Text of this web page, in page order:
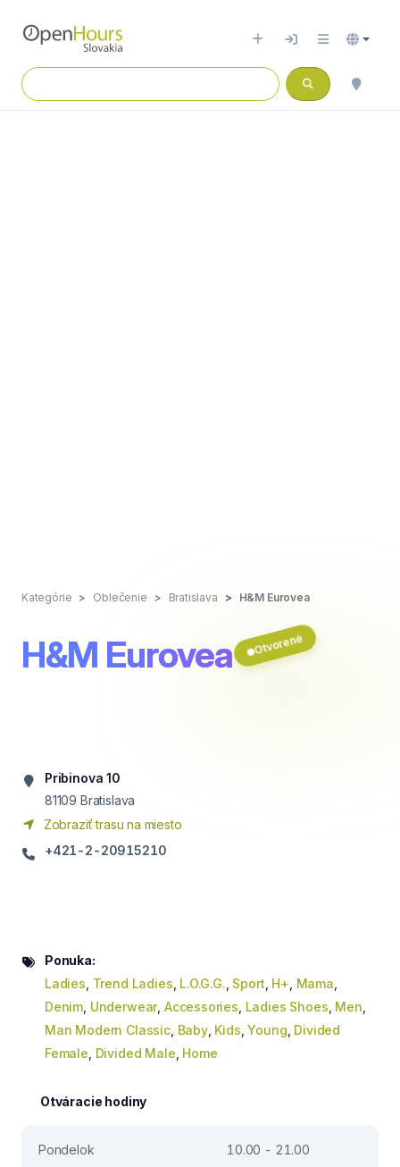
Kategórie Oblečenie Bratislava H&M Eurovea
H&M Eurovea Otvorené
Pribinova 10
81109 Bratislava
Zobraziť trasu na miesto
+421-2-20915210
Ponuka:
Ladies Trend Ladies L.O.G.G. Sport H+ Mama
Denim Underwear, Accessories Ladies Shoes Men
Man Modern Classic, Baby, Kids ,Young Divided
Female Divided Male Home
Otváracie hodiny
Pondelok
10.00 - 21.00